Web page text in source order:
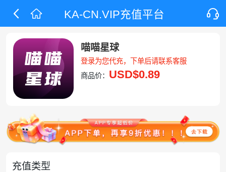
KA-CN.VIP充值平台
喵喵星球
登录为您代充，下单后请联系客服
商品价： USD$0.89
充值类型